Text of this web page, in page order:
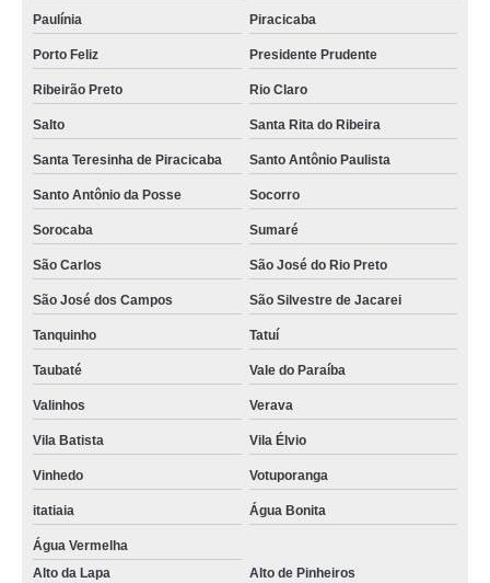
Paulínia Piracicaba
Porto Feliz Presidente Prudente
Ribeirão Preto Rio Claro
Salto Santa Rita do Ribeira
Santa Teresinha de Piracicaba Santo Antônio Paulista
Santo Antônio da Posse Socorro
Sorocaba Sumaré
São Carlos São José do Rio Preto
São José dos Campos São Silvestre de Jacarei
Tanquinho Tatuí
Taubaté Vale do Paraíba
Valinhos Verava
Vila Batista Vila Élvio
Vinhedo Votuporanga
itatiaia Água Bonita
Água Vermelha
Alto da Lapa
Alto de Pinheiros